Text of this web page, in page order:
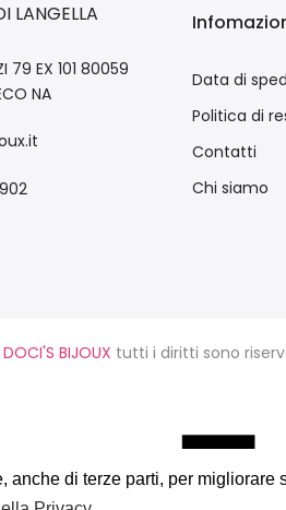
anche di terze parti, per
anche di terze parti, per
LANGELLA
79 EX 101 80059
NA
Data di
Politica di
Contatti
Chi siamo
DOCI'S BIJOUX tutti i diritti sono
realizzati da